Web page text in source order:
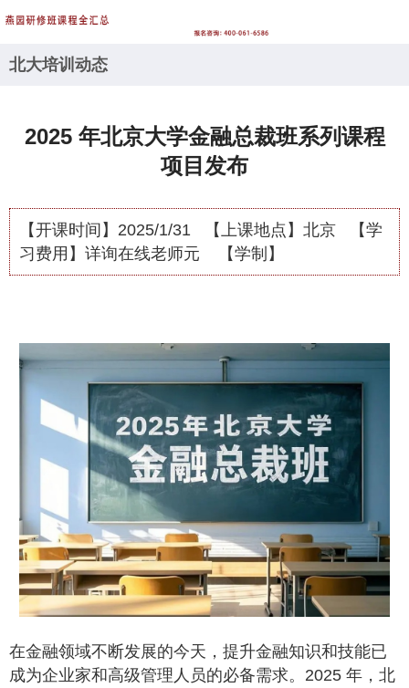
北大培训动态
2025 年北京大学金融总裁班系列课程
项目发布
【开课时间】 2025/1/31 【上课地点】 北京
【学
习费用】 详询在线老师元 【学制】
在金融领域不断发展的今天，提升金融知识和技能已
成为企业家和高级管理人员的必备需求。2025 年，北